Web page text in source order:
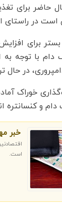
حاضر برای
در راستای
برای
دام با توجه
در حال
خوراک
و کنسانتره
خبر
است.